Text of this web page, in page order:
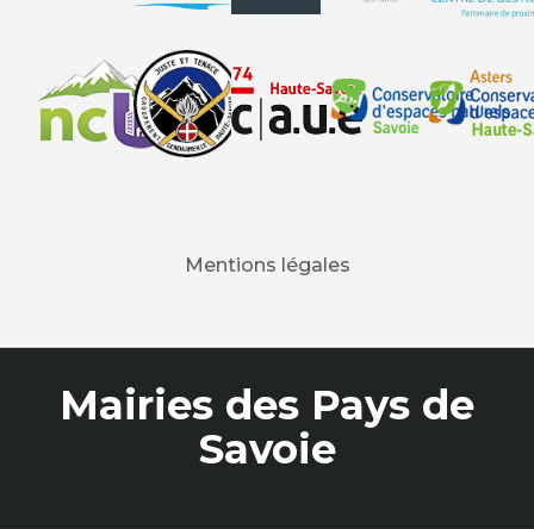
Mentions légales
Mairies des Pays de
Savoie